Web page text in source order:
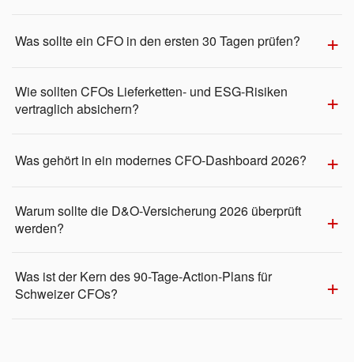
Was sollte ein CFO in den ersten 30 Tagen prüfen?
Wie sollten CFOs Lieferketten- und ESG-Risiken
vertraglich absichern?
Was gehört in ein modernes CFO-Dashboard 2026?
Warum sollte die D&O-Versicherung 2026 überprüft
werden?
Was ist der Kern des 90-Tage-Action-Plans für
Schweizer CFOs?